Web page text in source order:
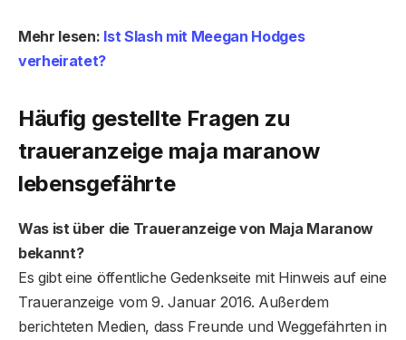
Mehr lesen: Ist Slash mit Meegan Hodges
verheiratet?
Häufig gestellte Fragen zu
traueranzeige maja maranow
lebensgefährte
Was ist über die Traueranzeige von Maja Maranow
bekannt?
Es gibt eine öffentliche Gedenkseite mit Hinweis auf eine
Traueranzeige vom 9. Januar 2016. Außerdem
berichteten Medien, dass Freunde und Weggefährten in